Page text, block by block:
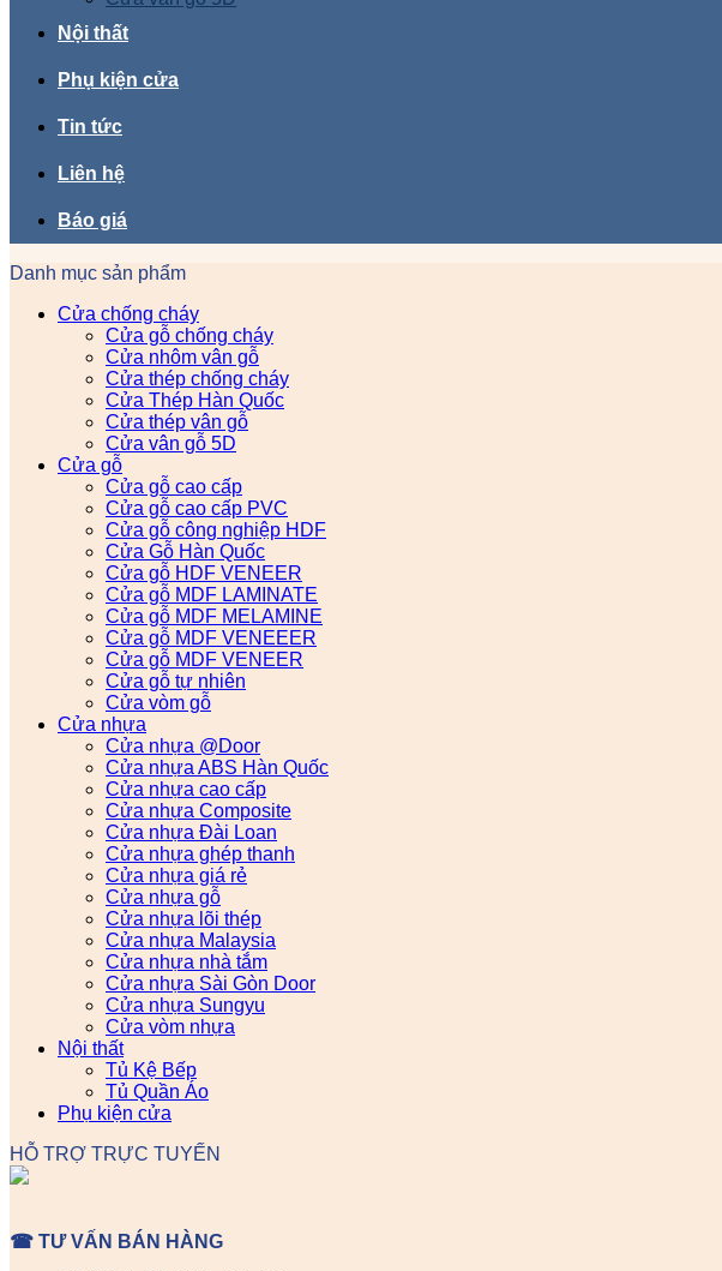
Nội thất
Phụ kiện cửa
Tin tức
Liên hệ
Báo giá
Danh mục sản phẩm
Cửa chống cháy
Cửa gỗ chống cháy
Cửa nhôm vân gỗ
Cửa thép chống cháy
Cửa Thép Hàn Quốc
Cửa thép vân gỗ
Cửa vân gỗ 5D
Cửa gỗ
Cửa gỗ cao cấp
Cửa gỗ cao cấp PVC
Cửa gỗ công nghiệp HDF
Cửa Gỗ Hàn Quốc
Cửa gỗ HDF VENEER
Cửa gỗ MDF LAMINATE
Cửa gỗ MDF MELAMINE
Cửa gỗ MDF VENEEER
Cửa gỗ MDF VENEER
Cửa gỗ tự nhiên
Cửa vòm gỗ
Cửa nhựa
Cửa nhựa @Door
Cửa nhựa ABS Hàn Quốc
Cửa nhựa cao cấp
Cửa nhựa Composite
Cửa nhựa Đài Loan
Cửa nhựa ghép thanh
Cửa nhựa giá rẻ
Cửa nhựa gỗ
Cửa nhựa lõi thép
Cửa nhựa Malaysia
Cửa nhựa nhà tắm
Cửa nhựa Sài Gòn Door
Cửa nhựa Sungyu
Cửa vòm nhựa
Nội thất
Tủ Kệ Bếp
Tủ Quần Áo
Phụ kiện cửa
HỖ TRỢ TRỰC TUYẾN
☎ TƯ VẤN BÁN HÀNG